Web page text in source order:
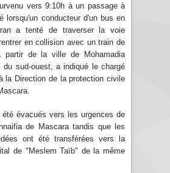
vers 9:10h à un passage à
lorsqu'un conducteur d'un bus en
a tenté de traverser la voie
en collision avec un train de
partir de la ville de Mohamadia
sud-ouest, a indiqué le chargé
la Direction de la protection civile
évacués vers les urgences de
de Mascara tandis que les
ont été transférées vers la
de "Meslem Taïb" de la même